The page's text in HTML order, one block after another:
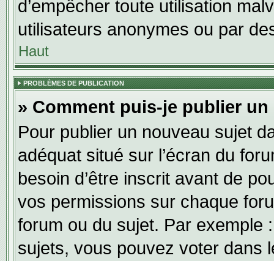
d’empêcher toute utilisation
utilisateurs anonymes ou par
Haut
PROBLÈMES DE PUBLICATION
» Comment puis-je publier
Pour publier un nouveau sujet
adéquat situé sur l’écran du
besoin d’être inscrit avant de
vos permissions sur chaque
forum ou du sujet. Par exemple
sujets, vous pouvez voter dans